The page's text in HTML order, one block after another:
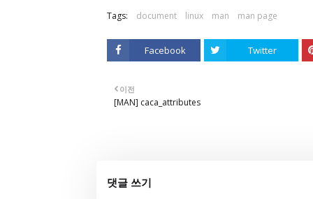
Tags: document linux man man page
Facebook Twitter
이전
[MAN] caca_attributes
댓글 쓰기